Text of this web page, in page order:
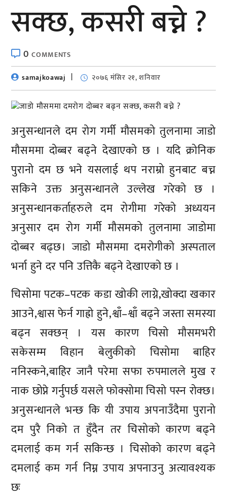
सक्छ, कसरी बच्ने ?
0COMMENTS
samajkoawaj
२०७६ मंसिर २१, शनिवार
अनुसन्धानले दम रोग गर्मी मौसमको तुलनामा जाडो
मौसममा दोब्बर बढ्ने देखाएको छ । यदि क्रोनिक
पुरानो दम छ भने यसलाई थप नराम्रो हुनबाट बच्न
सकिने उक्त अनुसन्धानले उल्लेख गरेको छ ।
अनुसन्धानकर्ताहरुले दम रोगीमा गरेको अध्ययन
अनुसार दम रोग गर्मी मौसमको तुलनामा जाडोमा
दोब्बर बढ्छ। जाडो मौसममा दमरोगीको अस्पताल
भर्ना हुने दर पनि उत्तिकै बढ्ने देखाएको छ ।
चिसोमा पटक–पटक कडा खोकी लाग्ने,खोक्दा खकार
आउने,श्वास फेर्न गाह्रो हुने,श्वाँ–श्वाँ बढ्ने जस्ता समस्या
बढ्न सक्छन् । यस कारण चिसो मौसमभरी
सकेसम्म विहान बेलुकीको चिसोमा बाहिर
ननिस्कने,बाहिर जानै परेमा सफा रुपमालले मुख र
नाक छोप्ने गर्नुपर्छ यसले फोक्सोमा चिसो पस्न रोक्छ।
अनुसन्धानले भन्छ कि यी उपाय अपनाउँदैमा पुरानो
दम पुरै निको त हुँदैन तर चिसोको कारण बढ्ने
दमलाई कम गर्न सकिन्छ । चिसोको कारण बढ्ने
दमलाई कम गर्न निम्न उपाय अपनाउनु अत्यावश्यक
छः